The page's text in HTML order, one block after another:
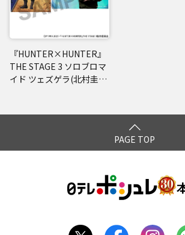
『HUNTER×HUNTER』
THE STAGE 3 ソロブロマ
イド ツェズゲラ(北村圭
PAGE TOP